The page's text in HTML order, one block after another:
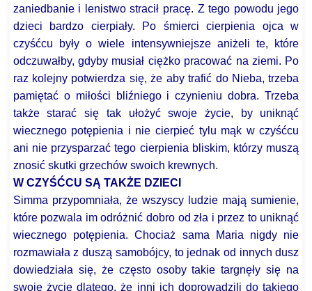
zaniedbanie i lenistwo stracił pracę. Z tego powodu jego
dzieci bardzo cierpiały. Po śmierci cierpienia ojca w
czyśćcu były o wiele intensywniejsze aniżeli te, które
odczuwałby, gdyby musiał ciężko pracować na ziemi. Po
raz kolejny potwierdza się, że aby trafić do Nieba, trzeba
pamiętać o miłości bliźniego i czynieniu dobra. Trzeba
także starać się tak ułożyć swoje życie, by uniknąć
wiecznego potępienia i nie cierpieć tylu mąk w czyśćcu
ani nie przysparzać tego cierpienia bliskim, którzy muszą
znosić skutki grzechów swoich krewnych.
W CZYŚĆCU SĄ TAKŻE DZIECI
Simma przypomniała, że wszyscy ludzie mają sumienie,
które pozwala im odróżnić dobro od zła i przez to uniknąć
wiecznego potępienia. Chociaż sama Maria nigdy nie
rozmawiała z duszą samobójcy, to jednak od innych dusz
dowiedziała się, że często osoby takie targnęły się na
swoje życie dlatego, że inni ich doprowadzili do takiego